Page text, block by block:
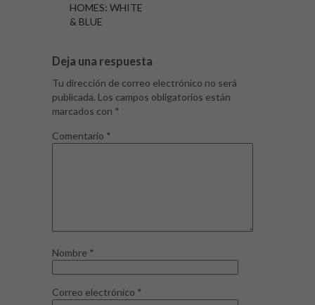
HOMES: WHITE
& BLUE
Deja una respuesta
Tu dirección de correo electrónico no será
publicada. Los campos obligatorios están
marcados con *
Comentario *
Nombre *
Correo electrónico *